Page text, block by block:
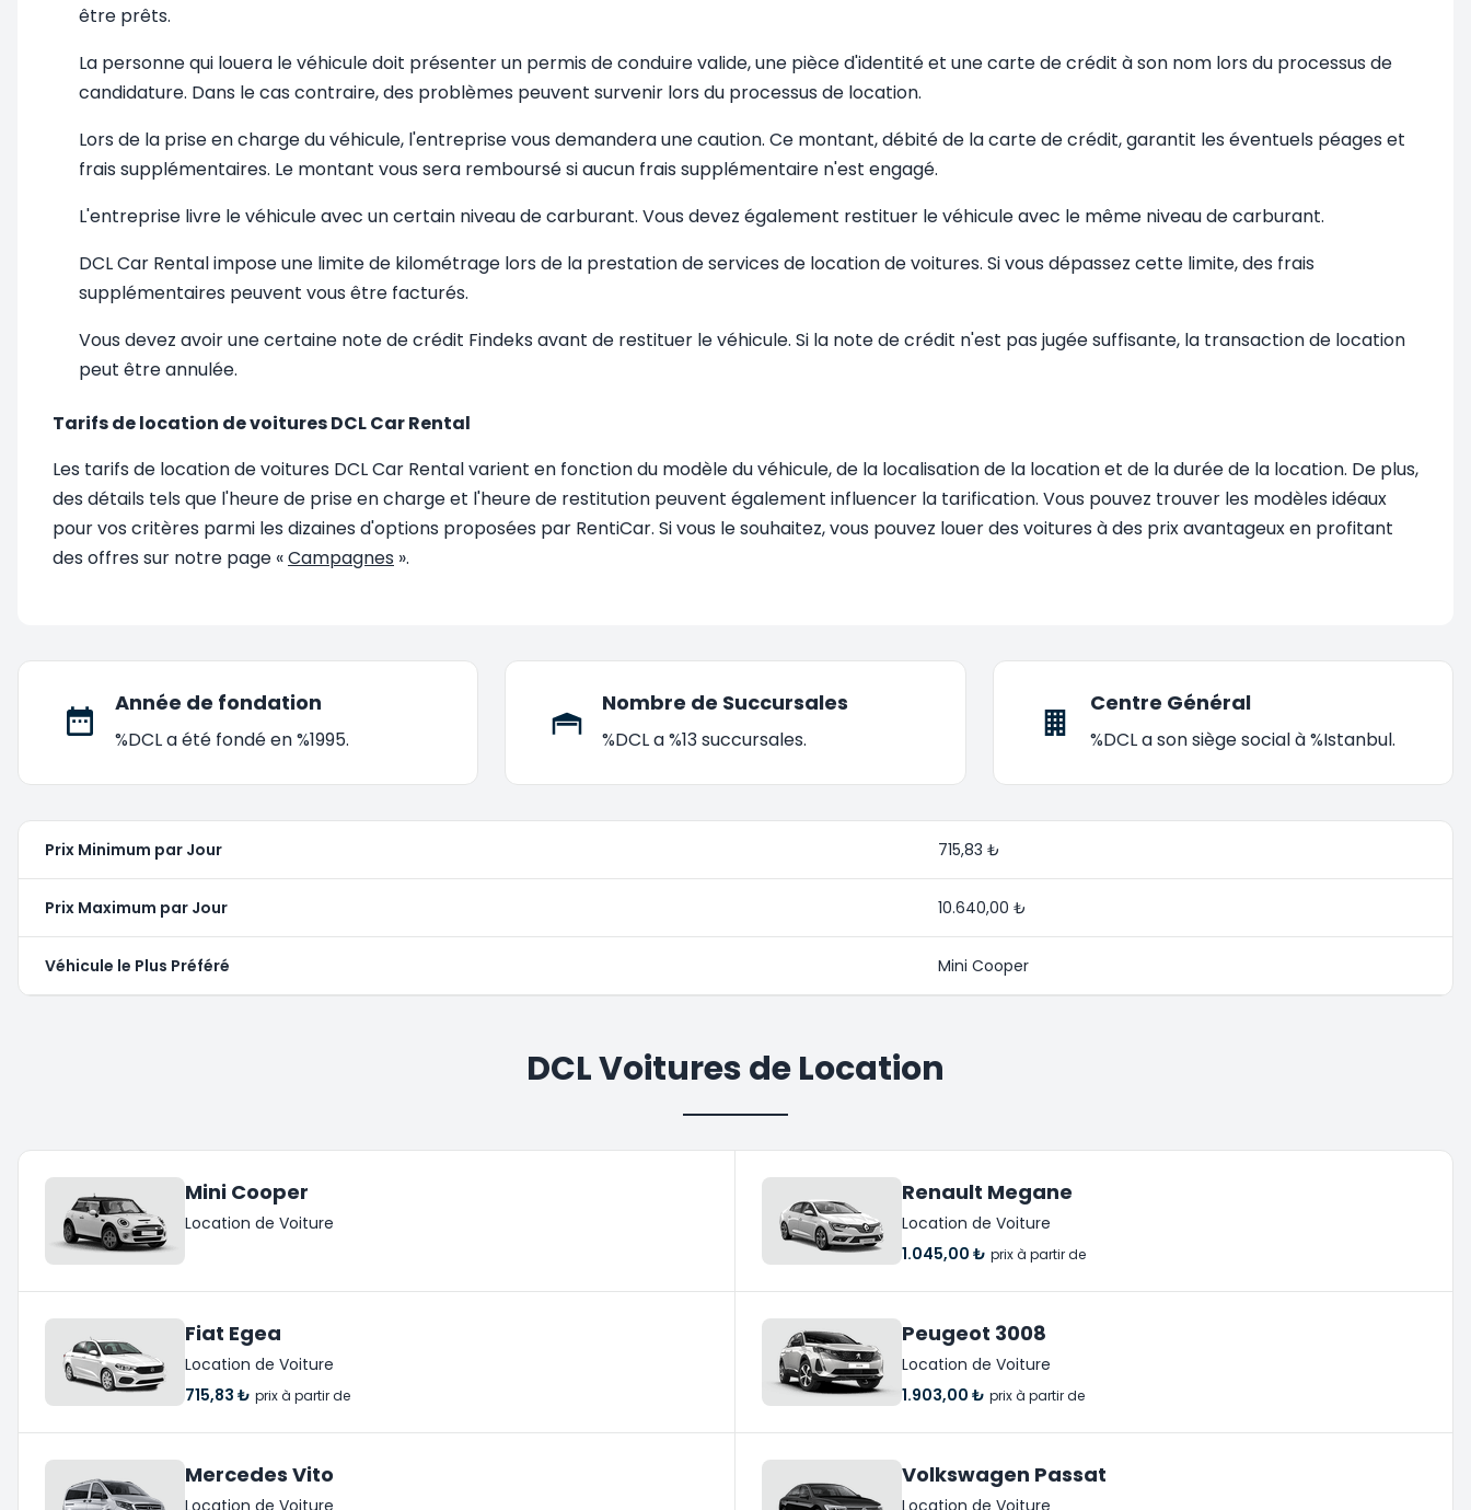
être prêts.
La personne qui louera le véhicule doit présenter un permis de conduire valide, une pièce d'identité et une carte de crédit à son nom lors du processus de
candidature. Dans le cas contraire, des problèmes peuvent survenir lors du processus de location.
Lors de la prise en charge du véhicule, l'entreprise vous demandera une caution. Ce montant, débité de la carte de crédit, garantit les éventuels péages et
frais supplémentaires. Le montant vous sera remboursé si aucun frais supplémentaire n'est engagé.
L'entreprise livre le véhicule avec un certain niveau de carburant. Vous devez également restituer le véhicule avec le même niveau de carburant.
DCL Car Rental impose une limite de kilométrage lors de la prestation de services de location de voitures. Si vous dépassez cette limite, des frais
supplémentaires peuvent vous être facturés.
Vous devez avoir une certaine note de crédit Findeks avant de restituer le véhicule. Si la note de crédit n'est pas jugée suffisante, la transaction de location
peut être annulée.
Tarifs de location de voitures DCL Car Rental
Les tarifs de location de voitures DCL Car Rental varient en fonction du modèle du véhicule, de la localisation de la location et de la durée de la location. De plus,
des détails tels que l'heure de prise en charge et l'heure de restitution peuvent également influencer la tarification. Vous pouvez trouver les modèles idéaux
pour vos critères parmi les dizaines d'options proposées par RentiCar. Si vous le souhaitez, vous pouvez louer des voitures à des prix avantageux en profitant
des offres sur notre page «Campagnes ».
Année de fondation
%DCL a été fondé en %1995.
Nombre de Succursales
%DCL a %13 succursales.
Centre Général
%DCL a son siège social à %Istanbul.
Prix Minimum par Jour 715,83 ₺
Prix Maximum par Jour 10.640,00 ₺
Véhicule le Plus Préféré Mini Cooper
DCL Voitures de Location
Mini Cooper
Location de Voiture
Renault Megane
Location de Voiture
1.045,00 ₺ prix à partir de
Fiat Egea
Location de Voiture
715,83 ₺ prix à partir de
Peugeot 3008
Location de Voiture
1.903,00 ₺ prix à partir de
Mercedes Vito
Location de Voiture
Volkswagen Passat
Location de Voiture